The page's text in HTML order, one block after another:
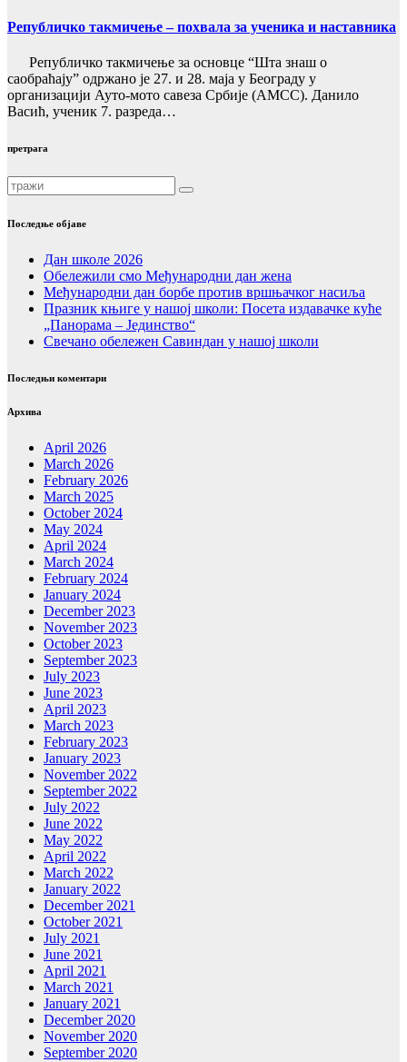
Републичко такмичење – похвала за ученика и наставника
Републичко такмичење за основце “Шта знаш о
саобраћају” одржано је 27. и 28. маја у Београду у
организацији Ауто-мото савеза Србије (АМСС). Данило
Васић, ученик 7. разреда…
претрага
Последње објаве
Дан школе 2026
Обележили смо Међународни дан жена
Међународни дан борбе против вршњачког насиља
Празник књиге у нашој школи: Посета издавачке куће
„Панорама – Јединство“
Свечано обележен Савиндан у нашој школи
Последњи коментари
Архива
April 2026
March 2026
February 2026
March 2025
October 2024
May 2024
April 2024
March 2024
February 2024
January 2024
December 2023
November 2023
October 2023
September 2023
July 2023
June 2023
April 2023
March 2023
February 2023
January 2023
November 2022
September 2022
July 2022
June 2022
May 2022
April 2022
March 2022
January 2022
December 2021
October 2021
July 2021
June 2021
April 2021
March 2021
January 2021
December 2020
November 2020
September 2020